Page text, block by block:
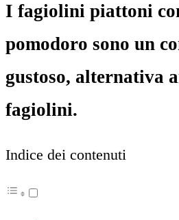
I fagiolini piattoni
pomodoro sono un
gustoso, alternativa
fagiolini.
Indice dei contenuti